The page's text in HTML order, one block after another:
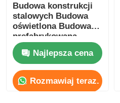
Budowa konstrukcji
stalowych Budowa
oświetlona Budowa
prefabrykowana
Budowa oświetlona
Budowa oświetlona
Najlepsza cena
Rozmawiaj teraz.